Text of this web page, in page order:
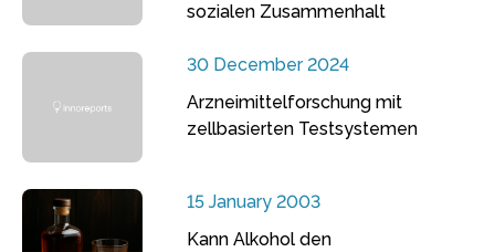
sozialen Zusammenhalt
30 December 2024
Arzneimittelforschung mit
zellbasierten Testsystemen
15 January 2003
Kann Alkohol den